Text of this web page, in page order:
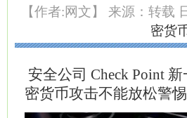
【作者:网文】 来源：转载
密货
安全公司 Check Point
密货币攻击不能放松警惕